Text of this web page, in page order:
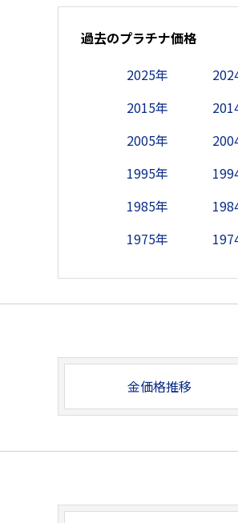
過去のプラチナ価格
2025年
2015年
2005年
1995年
1985年
1975年
金価格推移